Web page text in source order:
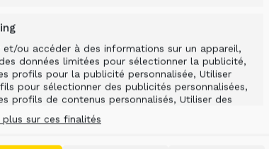
et/ou accéder à des informations sur un appareil,
données limitées pour sélectionner la publicité,
profils pour la publicité personnalisée, Utiliser
pour sélectionner des publicités personnalisées,
profils de contenus personnalisés, Utiliser des
sélectionner des contenus personnalisés,
et améliorer les services, Utiliser des données
plus sur ces finalités